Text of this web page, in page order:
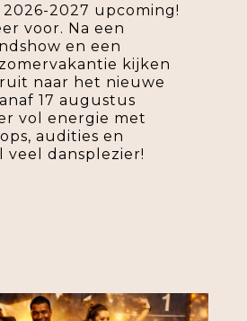
2027 upcoming!
voor. Na een
en een
kijken
naar het nieuwe
17 augustus
vol energie met
audities en
dansplezier!